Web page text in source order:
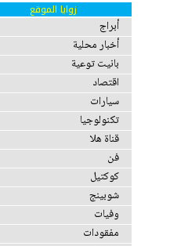
زوايا الموقع
أبراج
أخبار محلية
بانيت توعية
اقتصاد
سيارات
تكنولوجيا
قناة هلا
فن
كوكتيل
شوبينج
وفيات
مفقودات